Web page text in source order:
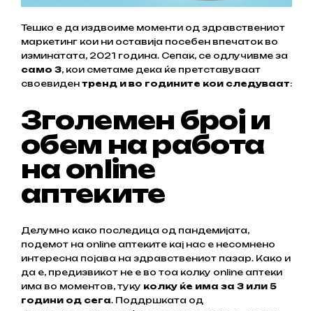
Тешко е да издвоиме моменти од здравствениот
маркетинг кои ни оставија посебен впечаток во
изминатата, 2021 година. Сепак, се одлучивме за
само 3, кои сметаме дека ќе претставуваат
своевиден тренд и во годините кои следуваат:
Зголемен број и
обем на работа
на online
аптеките
Делумно како последица од пандемијата,
подемот на online аптеките кај нас е несомнено
интересна појава на здравствениот пазар. Како и
да е, предизвикот не е во тоа колку online аптеки
има во моментов, туку колку ќе има за 3 или 5
години од сега. Поддршката од